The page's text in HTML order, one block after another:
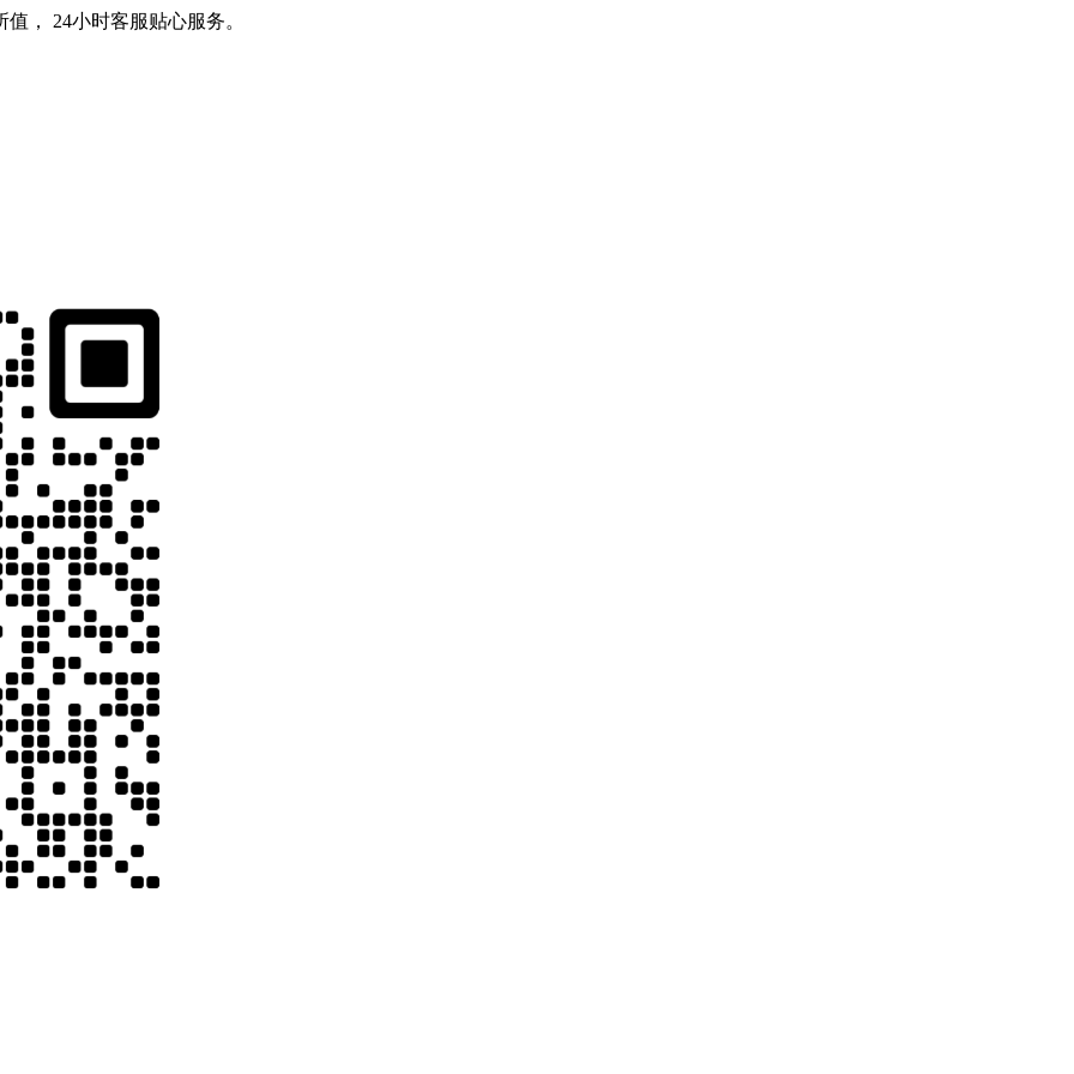
， 24小时客服贴心服务。